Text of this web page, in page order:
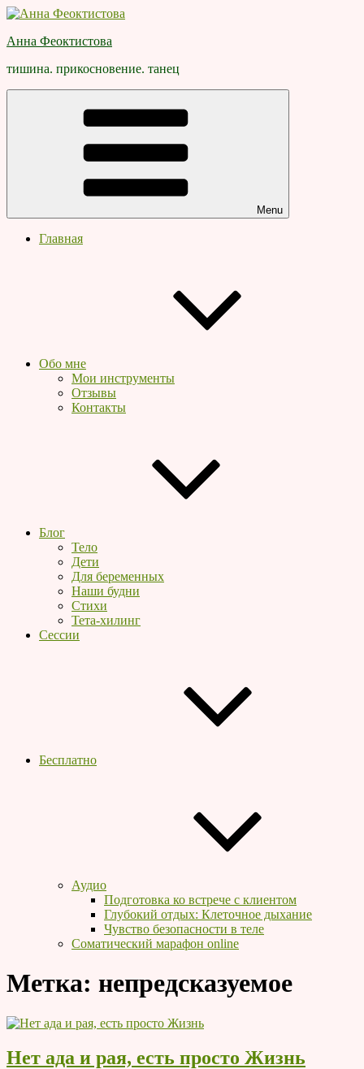
Skip
content
Анна Феоктистова
тишина. прикосновение. танец
Menu
Главная
Обо мне
Мои инструменты
Отзывы
Контакты
Блог
Тело
Дети
Для беременных
Наши будни
Стихи
Тета-хилинг
Сессии
Бесплатно
Аудио
Подготовка ко встрече с клиентом
Глубокий отдых: Клеточное дыхание
Чувство безопасности в теле
Соматический марафон online
Метка: непредсказуемое
Нет ада и рая, есть просто Жизнь